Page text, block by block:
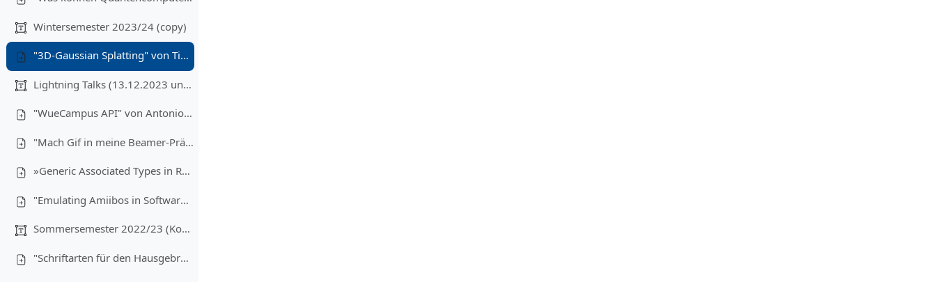
Wintersemester 2023/24 (copy)
"3D-Gaussian Splatting" von Tino Reith (10.01.2024)
Lightning Talks (13.12.2023 und 17.01.2024)
"WueCampus API" von Antonio Lauerbach
"Mach Gif in meine Beamer-Präsentation" von Anton Ehrmanntraut
»Generic Associated Types in Rust« von Tim Hegemann
"Emulating Amiibos in Software" von Paul Weiß
Sommersemester 2022/23 (Kopie)
"Schriftarten für den Hausgebrauch" von Tim Hegemann (03.05.2023)